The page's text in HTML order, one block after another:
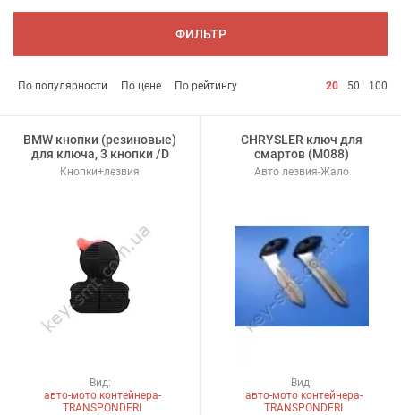
ФИЛЬТР
По популярности По цене По рейтингу 20 50 100
BMW кнопки (резиновые)
для ключа, 3 кнопки /D
Кнопки+лезвия
Вид:
авто-мото контейнера-
TRANSPONDERI
CHRYSLER ключ для
смартов (М088)
Авто лезвия-Жало
Вид:
авто-мото контейнера-
TRANSPONDERI